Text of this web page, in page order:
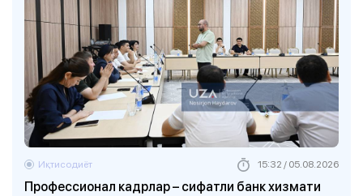
Профессионал кадрлар – сифатли банк хизмати
Иқтисодиёт 15:32 / 05.08.2026